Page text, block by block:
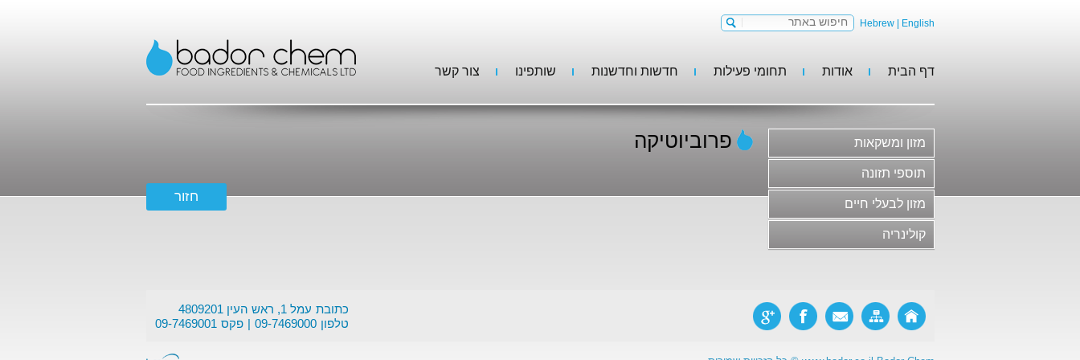
Hebrew| English
דף הבית אודות תחומי פעילות
תוספי תזונה
מזון לבעלי חיים
חדשות וחדשנות שותפינו צור קשר
מזון ומשקאות
משקאות וסירופים
גלידות, קינוחים וקונדיטוריה
חלב ומוצריו
בשר ומוצריו ותחליפי בשר
ריבות, דבש ודברי מתיקה
מזון פונקציונלי
תוספי תזונה
מזון לבעלי חיים
קולינריה
פרוביוטיקה
כתובת עמל 1, ראש העין 4809201
טלפון 09-7469000 פקס 09-7469001